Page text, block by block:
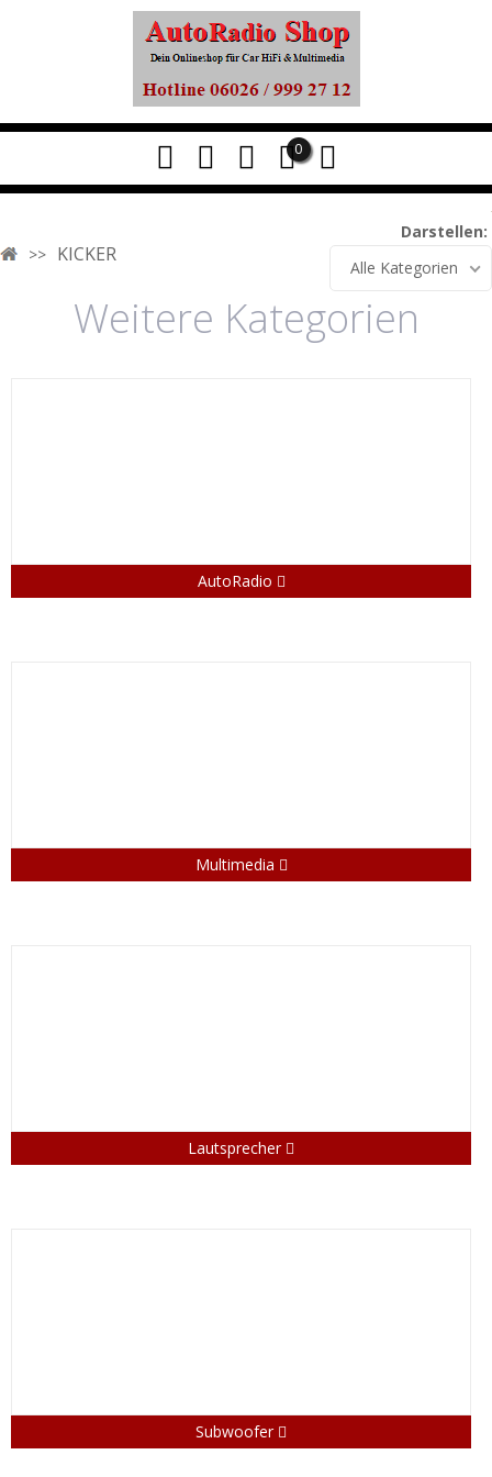
0
KICKER
Darstellen:
Alle Kategorien
Weitere Kategorien
AutoRadio
Multimedia
Lautsprecher
Subwoofer